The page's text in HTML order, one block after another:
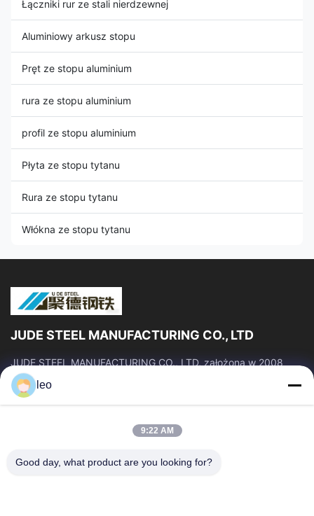
Łączniki rur ze stali nierdzewnej
Aluminiowy arkusz stopu
Pręt ze stopu aluminium
rura ze stopu aluminium
profil ze stopu aluminium
Płyta ze stopu tytanu
Rura ze stopu tytanu
Włókna ze stopu tytanu
JUDE STEEL MANUFACTURING CO., LTD
JUDE STEEL MANUFACTURING CO., LTD, założona w 2008
roku, jest profesjonalnym producentem i dostawcą rur
stalowych bez szwu i stopów tytanu o...
Szybkie Linki
Produkty
O Nas
Wycieczka Po Fabryce
leo
9:22 AM
Good day, what product are you looking for?